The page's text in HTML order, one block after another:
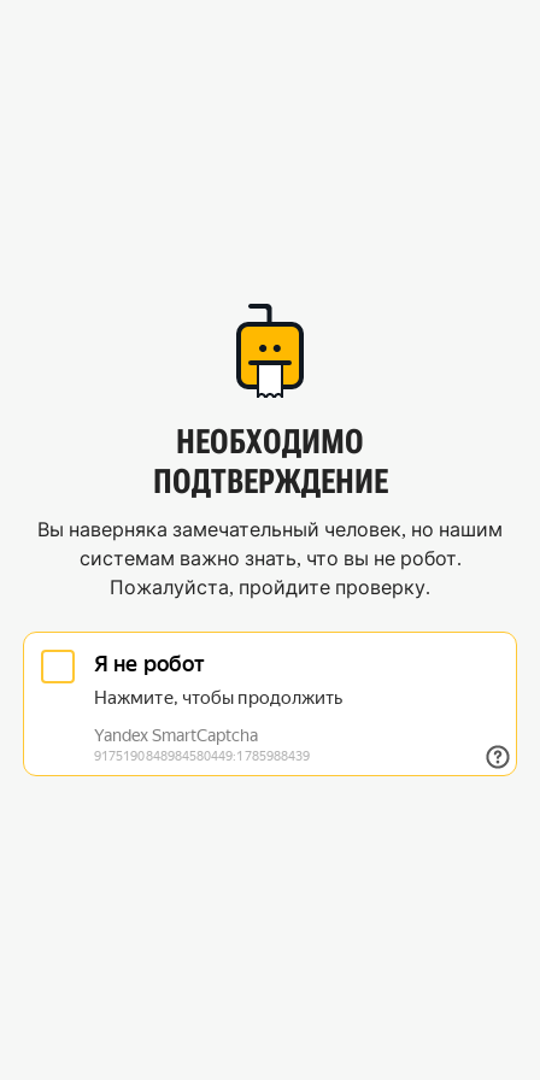
НЕОБХОДИМО
ПОДТВЕРЖДЕНИЕ
Вы наверняка замечательный человек, но нашим
системам важно знать, что вы не робот.
Пожалуйста, пройдите проверку.